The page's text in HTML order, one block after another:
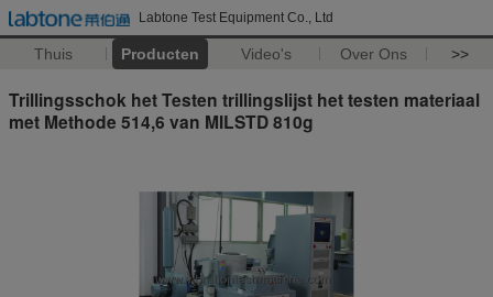
Labtone Test Equipment Co., Ltd
Thuis Producten Video's Over Ons >>
Trillingsschok het Testen trillingslijst het testen materiaal
met Methode 514,6 van MILSTD 810g